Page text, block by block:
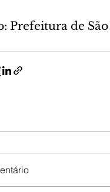
Prefeitura de São